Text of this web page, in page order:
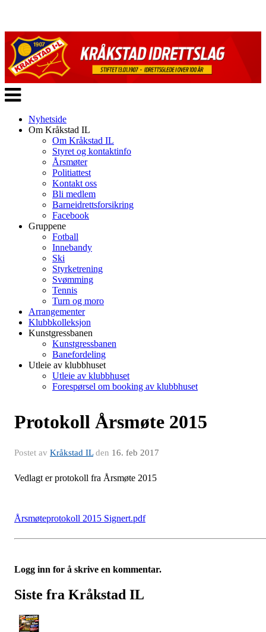
Veksle
navigasjon
Nyhetside
Om Kråkstad IL
Om Kråkstad IL
Styret og kontaktinfo
Årsmøter
Politiattest
Kontakt oss
Bli medlem
Barneidrettsforsikring
Facebook
Gruppene
Fotball
Innebandy
Ski
Styrketrening
Svømming
Tennis
Turn og moro
Arrangementer
Klubbkolleksjon
Kunstgressbanen
Kunstgressbanen
Banefordeling
Utleie av klubbhuset
Utleie av klubbhuset
Forespørsel om booking av klubbhuset
Protokoll Årsmøte 2015
Postet av Kråkstad ILden 16. feb 2017
Vedlagt er protokoll fra Årsmøte 2015
Årsmøteprotokoll 2015 Signert.pdf
Logg inn for å skrive en kommentar.
Siste fra Kråkstad IL